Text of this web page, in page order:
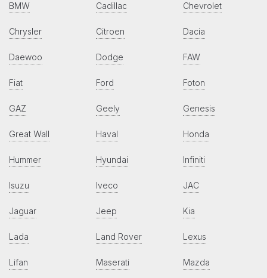
BMW Cadillac Chevrolet
Chrysler Citroen Dacia
Daewoo Dodge FAW
Fiat Ford Foton
GAZ Geely Genesis
Great Wall Haval Honda
Hummer Hyundai Infiniti
Isuzu Iveco JAC
Jaguar Jeep Kia
Lada Land Rover Lexus
Lifan Maserati Mazda